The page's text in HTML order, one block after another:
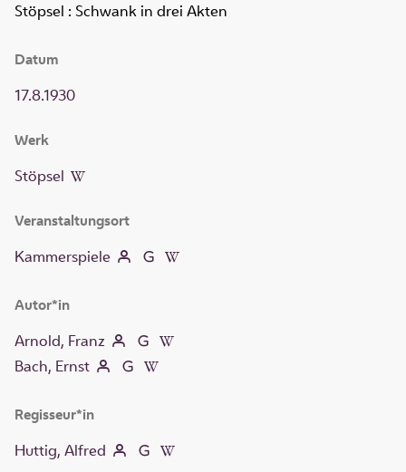
Stöpsel : Schwank in drei Akten
Autor*in
Arnold, Franz
Bach, Ernst
Regisseur*in
Huttig, Alfred
Veranstaltungsort
Kammerspiele
Datum
17.8.1930
Werk
Stöpsel